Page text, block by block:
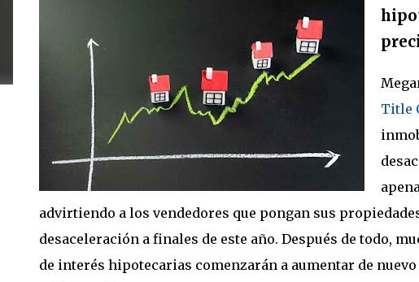
Title
advirtiendo a los vendedores que pongan sus
desaceleración a finales de este año. Después de todo,
de interés hipotecarias comenzarán a aumentar de